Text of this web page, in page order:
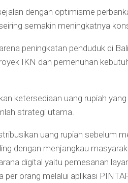
dengan optimisme
semakin meningkatnya
peningkatan penduduk di
IKN dan pemenuhan
ketersediaan uang rupiah
strategi utama.
uang rupiah sebelum
dengan menjangkau
digital yaitu pemesanan
per orang melalui aplikasi